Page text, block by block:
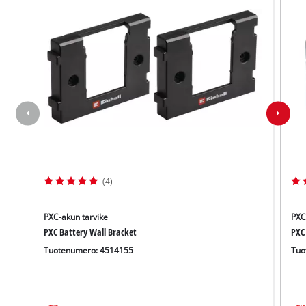
(4)
PXC-akun tarvike
PXC Battery Wall Bracket
Tuotenumero: 4514155